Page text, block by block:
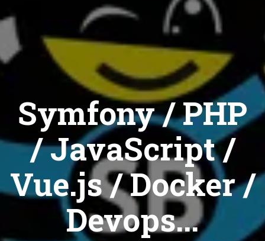
Symfony / PHP
/ JavaScript /
Vue.js / Docker /
Devops...